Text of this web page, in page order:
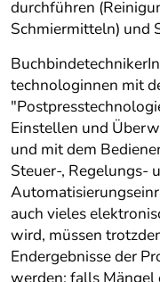
durchführen
Schmiermitteln) und
technologinnen mit
Einstellen und
und mit dem
Steuer-, Regelungs-
auch vieles
wird, müssen
Endergebnisse der